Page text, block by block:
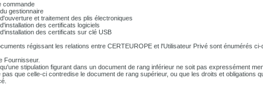
commande
gestionnaire
et traitement des plis électroniques
des certificats logiciels
des certificats sur clé USB
régissant les relations entre CERTEUROPE et l'Utilisateur Privé sont énumérés
Fournisseur.
stipulation figurant dans un document de rang inférieur ne soit pas expressément
pas que celle-ci contredise le document de rang supérieur, ou que les droits et obligations